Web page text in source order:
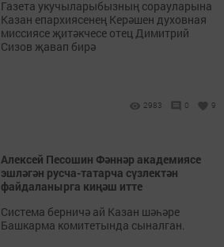
Газета укучыларыбызның сорауларына
Казан епархиясенең Керәшен духовная
миссиясе җитәкчесе отец Димитрий
Сизов җавап бирә
2983 0 9
Алексей Песошин Фәннәр академиясе
эшләгән русча-татарча сүзлектән
файдаланырга киңәш итте
Система берничә ай Казан шәһәре
Башкарма комитетында сыналган.